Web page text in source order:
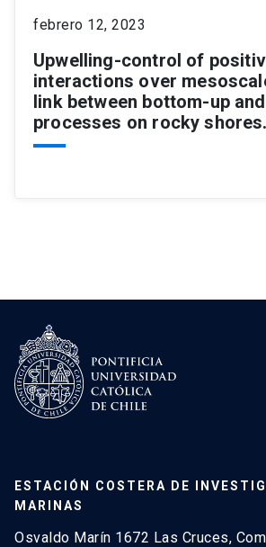
febrero 12, 2023
Upwelling-control of
interactions over
link between bottom-up
processes on rocky shores.
ESTACIÓN COSTERA DE
MARINAS
Osvaldo Marín 1672 Las Cruces,